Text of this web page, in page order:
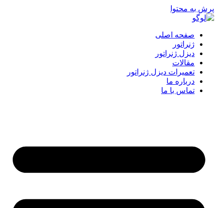
پرش به محتوا
صفحه اصلی
ژنراتور
دیزل ژنراتور
مقالات
تعمیرات دیزل ژنراتور
درباره ما
تماس با ما